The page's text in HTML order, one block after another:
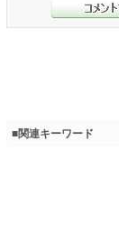
■関連キーワード